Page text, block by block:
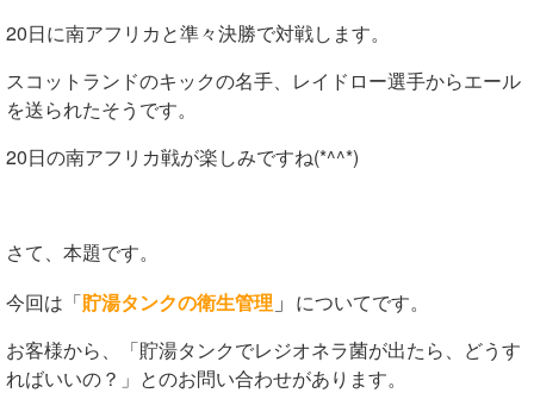
20日に南アフリカと準々決勝で対戦します。
スコットランドのキックの名手、レイドロー選手からエール
を送られたそうです。
20日の南アフリカ戦が楽しみですね(*^^*)
さて、本題です。
今回は「貯湯タンクの衛生管理 」 についてです。
お客様から、「貯湯タンクでレジオネラ菌が出たら、どうす
ればいいの？」とのお問い合わせがあります。